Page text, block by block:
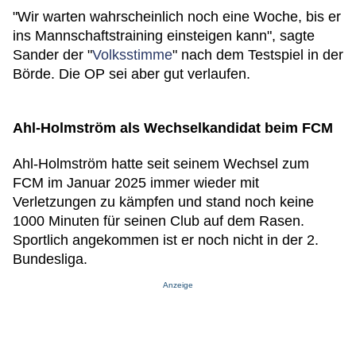
"Wir warten wahrscheinlich noch eine Woche, bis er
ins Mannschaftstraining einsteigen kann", sagte
Sander der "Volksstimme" nach dem Testspiel in der
Börde. Die OP sei aber gut verlaufen.
Ahl-Holmström als Wechselkandidat beim FCM
Ahl-Holmström hatte seit seinem Wechsel zum
FCM im Januar 2025 immer wieder mit
Verletzungen zu kämpfen und stand noch keine
1000 Minuten für seinen Club auf dem Rasen.
Sportlich angekommen ist er noch nicht in der 2.
Bundesliga.
Anzeige